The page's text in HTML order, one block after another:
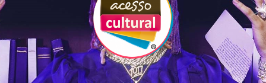
ACESSO CULTURAL
Arte, Cultura Pop e Entretenimento